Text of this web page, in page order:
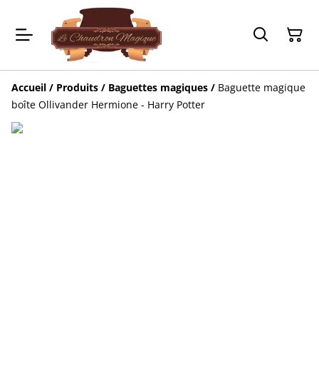
Accueil / Produits / Baguettes magiques / Baguette magique
boîte Ollivander Hermione - Harry Potter